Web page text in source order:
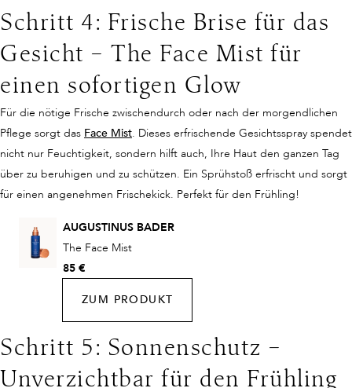
Schritt 4: Frische Brise für das
Gesicht – The Face Mist für
einen sofortigen Glow
Für die nötige Frische zwischendurch oder nach der morgendlichen
Pflege sorgt das Face Mist. Dieses erfrischende Gesichtsspray spendet
nicht nur Feuchtigkeit, sondern hilft auch, Ihre Haut den ganzen Tag
über zu beruhigen und zu schützen. Ein Sprühstoß erfrischt und sorgt
für einen angenehmen Frischekick. Perfekt für den Frühling!
AUGUSTINUS BADER
The Face Mist
85 €
ZUM PRODUKT
Schritt 5: Sonnenschutz –
Unverzichtbar für den Frühling